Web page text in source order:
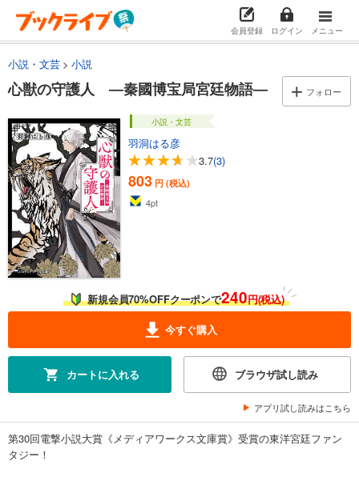
会員登録 ログイン メニュー
小説・文芸 小説
心獣の守護人 ―秦國博宝局宮廷物語― フォロー
小説・文芸
羽洞はる彦
3.7(3)
803 円 (税込)
4pt
新規会員70%OFFクーポンで240円(税込)
今すぐ購入
カートに入れる ブラウザ試し読み
アプリ試し読みはこちら
第30回電撃小説大賞《メディアワークス文庫賞》受賞の東洋宮廷ファン
タジー！